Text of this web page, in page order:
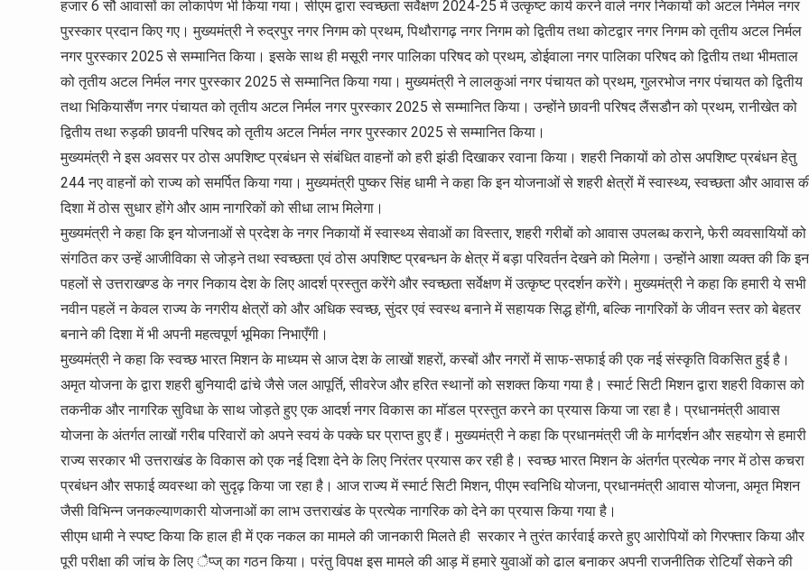
हजार 6 सौ आवासों का लोकार्पण भी किया गया। सीएम द्वारा स्वच्छता सर्वेक्षण 2024-25 में उत्कृष्ट कार्य करने वाले नगर निकायों को अटल निर्मल नगर
पुरस्कार प्रदान किए गए। मुख्यमंत्री ने रुद्रपुर नगर निगम को प्रथम, पिथौरागढ़ नगर निगम को द्वितीय तथा कोटद्वार नगर निगम को तृतीय अटल निर्मल
नगर पुरस्कार 2025 से सम्मानित किया। इसके साथ ही मसूरी नगर पालिका परिषद को प्रथम, डोईवाला नगर पालिका परिषद को द्वितीय तथा भीमताल
को तृतीय अटल निर्मल नगर पुरस्कार 2025 से सम्मानित किया गया। मुख्यमंत्री ने लालकुआं नगर पंचायत को प्रथम, गुलरभोज नगर पंचायत को द्वितीय
तथा भिकियासैंण नगर पंचायत को तृतीय अटल निर्मल नगर पुरस्कार 2025 से सम्मानित किया। उन्होंने छावनी परिषद लैंसडौन को प्रथम, रानीखेत को
द्वितीय तथा रुड़की छावनी परिषद को तृतीय अटल निर्मल नगर पुरस्कार 2025 से सम्मानित किया।
मुख्यमंत्री ने इस अवसर पर ठोस अपशिष्ट प्रबंधन से संबंधित वाहनों को हरी झंडी दिखाकर रवाना किया। शहरी निकायों को ठोस अपशिष्ट प्रबंधन हेतु
244 नए वाहनों को राज्य को समर्पित किया गया। मुख्यमंत्री पुष्कर सिंह धामी ने कहा कि इन योजनाओं से शहरी क्षेत्रों में स्वास्थ्य, स्वच्छता और आवास
दिशा में ठोस सुधार होंगे और आम नागरिकों को सीधा लाभ मिलेगा।
मुख्यमंत्री ने कहा कि इन योजनाओं से प्रदेश के नगर निकायों में स्वास्थ्य सेवाओं का विस्तार, शहरी गरीबों को आवास उपलब्ध कराने, फेरी व्यवसायियों को
संगठित कर उन्हें आजीविका से जोड़ने तथा स्वच्छता एवं ठोस अपशिष्ट प्रबन्धन के क्षेत्र में बड़ा परिवर्तन देखने को मिलेगा। उन्होंने आशा व्यक्त की कि इन
पहलों से उत्तराखण्ड के नगर निकाय देश के लिए आदर्श प्रस्तुत करेंगे और स्वच्छता सर्वेक्षण में उत्कृष्ट प्रदर्शन करेंगे। मुख्यमंत्री ने कहा कि हमारी ये सभी
नवीन पहलें न केवल राज्य के नगरीय क्षेत्रों को और अधिक स्वच्छ, सुंदर एवं स्वस्थ बनाने में सहायक सिद्ध होंगी, बल्कि नागरिकों के जीवन स्तर को बेहतर
बनाने की दिशा में भी अपनी महत्वपूर्ण भूमिका निभाएँगी।
मुख्यमंत्री ने कहा कि स्वच्छ भारत मिशन के माध्यम से आज देश के लाखों शहरों, कस्बों और नगरों में साफ-सफाई की एक नई संस्कृति विकसित हुई है।
अमृत योजना के द्वारा शहरी बुनियादी ढांचे जैसे जल आपूर्ति, सीवरेज और हरित स्थानों को सशक्त किया गया है। स्मार्ट सिटी मिशन द्वारा शहरी विकास को
तकनीक और नागरिक सुविधा के साथ जोड़ते हुए एक आदर्श नगर विकास का मॉडल प्रस्तुत करने का प्रयास किया जा रहा है। प्रधानमंत्री आवास
योजना के अंतर्गत लाखों गरीब परिवारों को अपने स्वयं के पक्के घर प्राप्त हुए हैं। मुख्यमंत्री ने कहा कि प्रधानमंत्री जी के मार्गदर्शन और सहयोग से हमारी
राज्य सरकार भी उत्तराखंड के विकास को एक नई दिशा देने के लिए निरंतर प्रयास कर रही है। स्वच्छ भारत मिशन के अंतर्गत प्रत्येक नगर में ठोस कचरा
प्रबंधन और सफाई व्यवस्था को सुदृढ़ किया जा रहा है। आज राज्य में स्मार्ट सिटी मिशन, पीएम स्वनिधि योजना, प्रधानमंत्री आवास योजना, अमृत मिशन
जैसी विभिन्न जनकल्याणकारी योजनाओं का लाभ उत्तराखंड के प्रत्येक नागरिक को देने का प्रयास किया गया है।
सीएम धामी ने स्पष्ट किया कि हाल ही में एक नकल का मामले की जानकारी मिलते ही सरकार ने तुरंत कार्रवाई करते हुए आरोपियों को गिरफ्तार किया और
पूरी परीक्षा की जांच के लिए ैप्ज् का गठन किया। परंतु विपक्ष इस मामले की आड़ में हमारे युवाओं को ढाल बनाकर अपनी राजनीतिक रोटियाँ सेकने की